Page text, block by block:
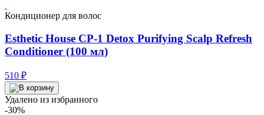
Кондиционер для волос
Esthetic House CP-1 Detox Purifying Scalp Refresh
Conditioner (100 мл)
510 ₽
Удалено из избранного
-30%